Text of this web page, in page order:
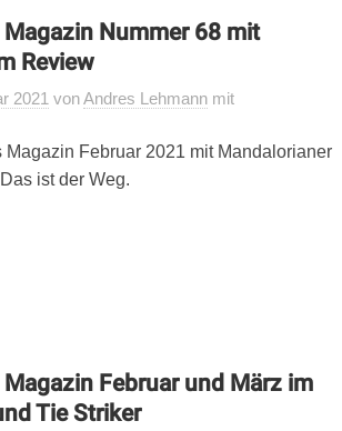
Magazin Nummer 68 mit
Review
2021 vonAndres Lehmann mit
Magazin Februar 2021 mit Mandalorianer
ist der Weg.
Magazin Februar und März im
Tie Striker